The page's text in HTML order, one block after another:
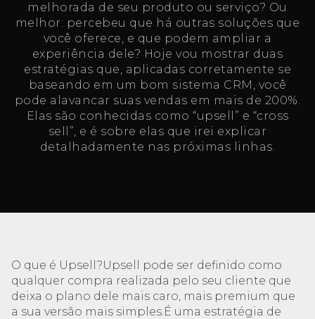
melhorada de seu produto ou serviço? Ou
melhor: percebeu que há outras soluções que
você oferece, e que podem ampliar a
experiência dele? Hoje vou mostrar duas
estratégias que, aplicadas corretamente se
baseando em um bom sistema CRM, você
pode alavancar suas vendas em mais de 200%.
Elas são conhecidas como “upsell” e “cross
sell”, e é sobre elas que irei explicar
detalhadamente nas próximas linhas.
O que é Upsell?Upsell pode ser definido como
qualquer compra realizada pelo seu cliente que
deixa o plano dele mais caro, mais premium que
a sua versão mais simples.É uma estratégia de